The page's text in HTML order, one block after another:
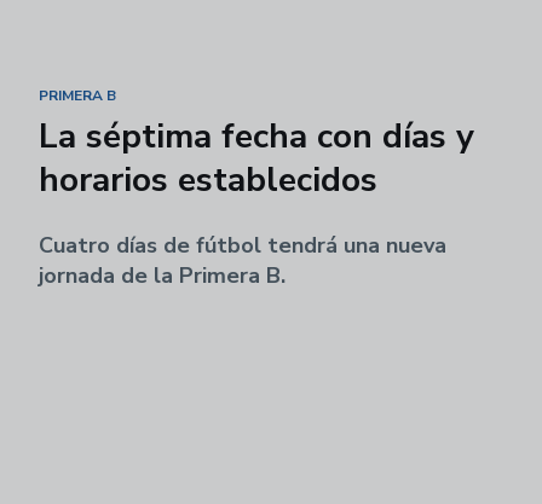
PRIMERA B
La séptima fecha con días y
horarios establecidos
Cuatro días de fútbol tendrá una nueva
jornada de la Primera B.